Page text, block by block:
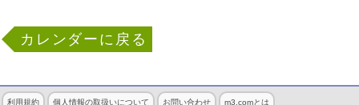
カレンダーに戻る
利用規約 個人情報の取扱いについて お問い合わせ m3.comとは